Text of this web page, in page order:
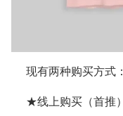
现有两种购买方式：
★线上购买（首推）